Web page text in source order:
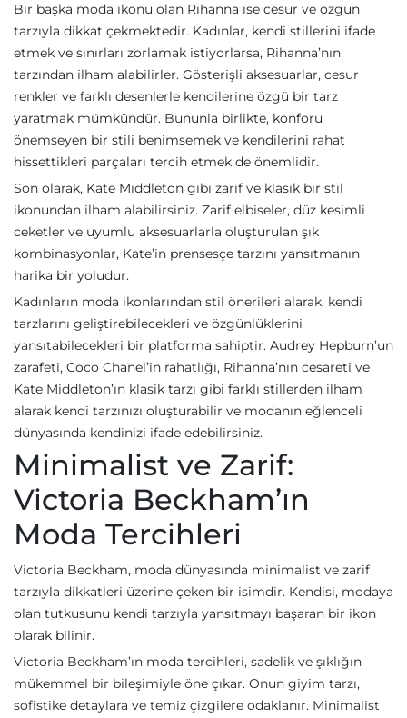
Bir başka moda ikonu olan Rihanna ise cesur ve özgün
tarzıyla dikkat çekmektedir. Kadınlar, kendi stillerini ifade
etmek ve sınırları zorlamak istiyorlarsa, Rihanna’nın
tarzından ilham alabilirler. Gösterişli aksesuarlar, cesur
renkler ve farklı desenlerle kendilerine özgü bir tarz
yaratmak mümkündür. Bununla birlikte, konforu
önemseyen bir stili benimsemek ve kendilerini rahat
hissettikleri parçaları tercih etmek de önemlidir.
Son olarak, Kate Middleton gibi zarif ve klasik bir stil
ikonundan ilham alabilirsiniz. Zarif elbiseler, düz kesimli
ceketler ve uyumlu aksesuarlarla oluşturulan şık
kombinasyonlar, Kate’in prensesçe tarzını yansıtmanın
harika bir yoludur.
Kadınların moda ikonlarından stil önerileri alarak, kendi
tarzlarını geliştirebilecekleri ve özgünlüklerini
yansıtabilecekleri bir platforma sahiptir. Audrey Hepburn’un
zarafeti, Coco Chanel’in rahatlığı, Rihanna’nın cesareti ve
Kate Middleton’ın klasik tarzı gibi farklı stillerden ilham
alarak kendi tarzınızı oluşturabilir ve modanın eğlenceli
dünyasında kendinizi ifade edebilirsiniz.
Minimalist ve Zarif:
Victoria Beckham’ın
Moda Tercihleri
Victoria Beckham, moda dünyasında minimalist ve zarif
tarzıyla dikkatleri üzerine çeken bir isimdir. Kendisi, modaya
olan tutkusunu kendi tarzıyla yansıtmayı başaran bir ikon
olarak bilinir.
Victoria Beckham’ın moda tercihleri, sadelik ve şıklığın
mükemmel bir bileşimiyle öne çıkar. Onun giyim tarzı,
sofistike detaylara ve temiz çizgilere odaklanır. Minimalist